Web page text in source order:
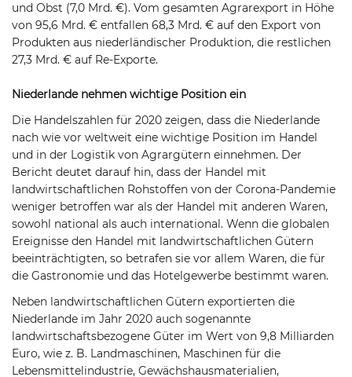
und Obst (7,0 Mrd. €). Vom gesamten Agrarexport in Höhe
von 95,6 Mrd. € entfallen 68,3 Mrd. € auf den Export von
Produkten aus niederländischer Produktion, die restlichen
27,3 Mrd. € auf Re-Exporte.
Niederlande nehmen wichtige Position ein
Die Handelszahlen für 2020 zeigen, dass die Niederlande
nach wie vor weltweit eine wichtige Position im Handel
und in der Logistik von Agrargütern einnehmen. Der
Bericht deutet darauf hin, dass der Handel mit
landwirtschaftlichen Rohstoffen von der Corona-Pandemie
weniger betroffen war als der Handel mit anderen Waren,
sowohl national als auch international. Wenn die globalen
Ereignisse den Handel mit landwirtschaftlichen Gütern
beeinträchtigten, so betrafen sie vor allem Waren, die für
die Gastronomie und das Hotelgewerbe bestimmt waren.
Neben landwirtschaftlichen Gütern exportierten die
Niederlande im Jahr 2020 auch sogenannte
landwirtschaftsbezogene Güter im Wert von 9,8 Milliarden
Euro, wie z. B. Landmaschinen, Maschinen für die
Lebensmittelindustrie, Gewächshausmaterialien,